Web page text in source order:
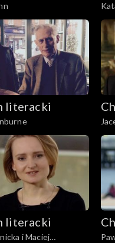
literacki
literacki
i Maciej